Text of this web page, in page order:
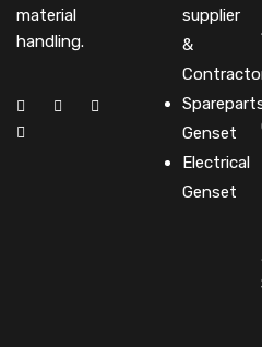
material
handling.
supplier
&
Genset
Electrical
Genset